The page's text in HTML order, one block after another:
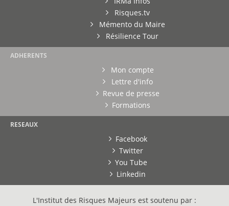
Risques.tv
Mémento du Maire
Résilience Tour
ADHERENTS
Mon compte
Lettre d'info
Revue de presse
Formations
RESEAUX
Facebook
Twitter
You Tube
Linkedin
L'Institut des Risques Majeurs est soutenu par :